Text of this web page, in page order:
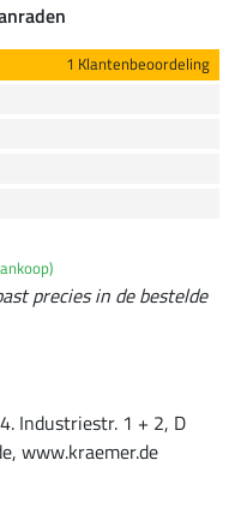
1 Klantenbeoordeling
precies in de bestelde
Industriestr. 1 + 2, D
www.kraemer.de